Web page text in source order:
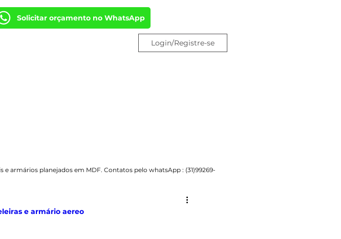
Solicitar orçamento no WhatsApp
Login/Registre-se
armários planejados em MDF. Contatos pelo whatsApp : (31)99269-
e armário aereo